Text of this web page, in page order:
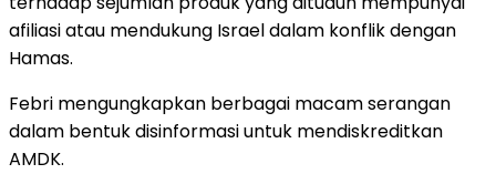
afiliasi atau mendukung Israel dalam konflik dengan
Hamas.
Febri mengungkapkan berbagai macam serangan
dalam bentuk disinformasi untuk mendiskreditkan
AMDK.